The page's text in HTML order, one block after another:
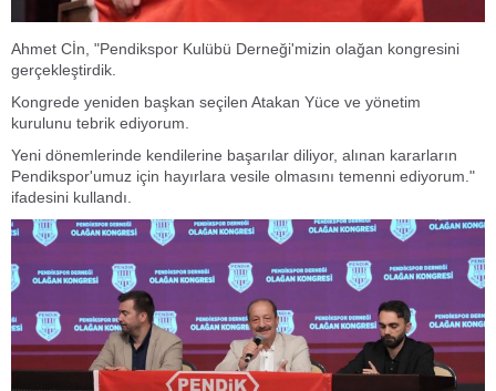
Ahmet Cİn, "Pendikspor Kulübü Derneği'mizin olağan kongresini
gerçekleştirdik.
Kongrede yeniden başkan seçilen Atakan Yüce ve yönetim
kurulunu tebrik ediyorum.
Yeni dönemlerinde kendilerine başarılar diliyor, alınan kararların
Pendikspor'umuz için hayırlara vesile olmasını temenni ediyorum."
ifadesini kullandı.